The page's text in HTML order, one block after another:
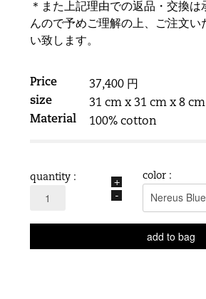
＊また上記理由での返品・交換
んので予めご理解の上、ご注文い
い致します。
Price
37,400 円
size
31 cm x 31 cm x 8 cm
Material
100% cotton
quantity :
+
-
color :
add to bag